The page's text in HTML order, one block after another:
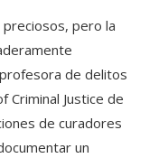
pero la
de delitos
Criminal Justice de
de curadores
un